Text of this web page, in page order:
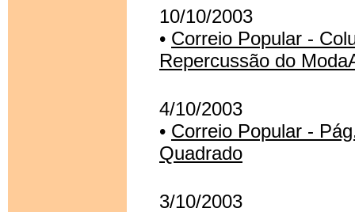
10/10/2003
• Correio Popular -
Repercussão do
4/10/2003
• Correio Popular -
Quadrado
3/10/2003